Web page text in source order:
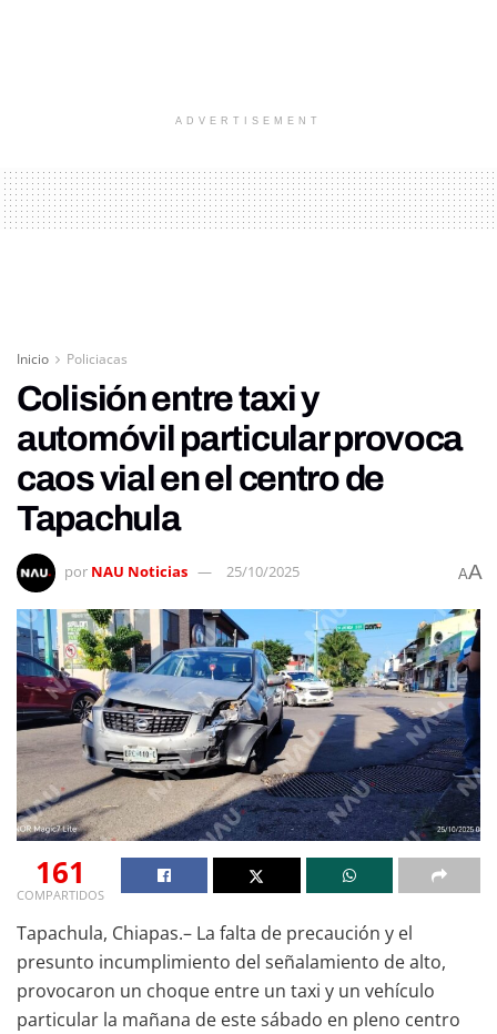
ADVERTISEMENT
Inicio Policiacas
Colisión entre taxi y
automóvil particular provoca
caos vial en el centro de
Tapachula
por NAU Noticias 25/10/2025 AA
161
COMPARTIDOS
Tapachula, Chiapas.– La falta de precaución y el
presunto incumplimiento del señalamiento de alto,
provocaron un choque entre un taxi y un vehículo
particular la mañana de este sábado en pleno centro